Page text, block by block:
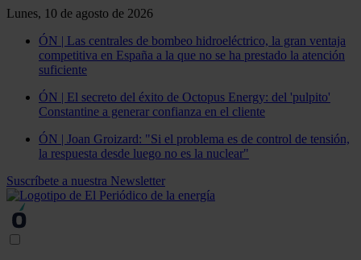
Lunes, 10 de agosto de 2026
ÓN | Las centrales de bombeo hidroeléctrico, la gran ventaja
competitiva en España a la que no se ha prestado la atención
suficiente
ÓN | El secreto del éxito de Octopus Energy: del 'pulpito'
Constantine a generar confianza en el cliente
ÓN | Joan Groizard: "Si el problema es de control de tensión,
la respuesta desde luego no es la nuclear"
Suscríbete a nuestra Newsletter